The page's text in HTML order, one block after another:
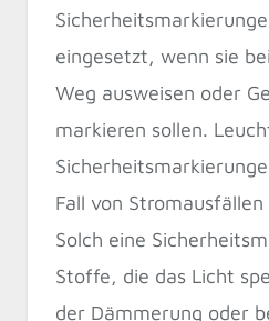
eingesetzt, wenn sie
Weg ausweisen oder
markieren sollen.
Fall von
Solch eine
Stoffe, die das Licht
der Dämmerung oder